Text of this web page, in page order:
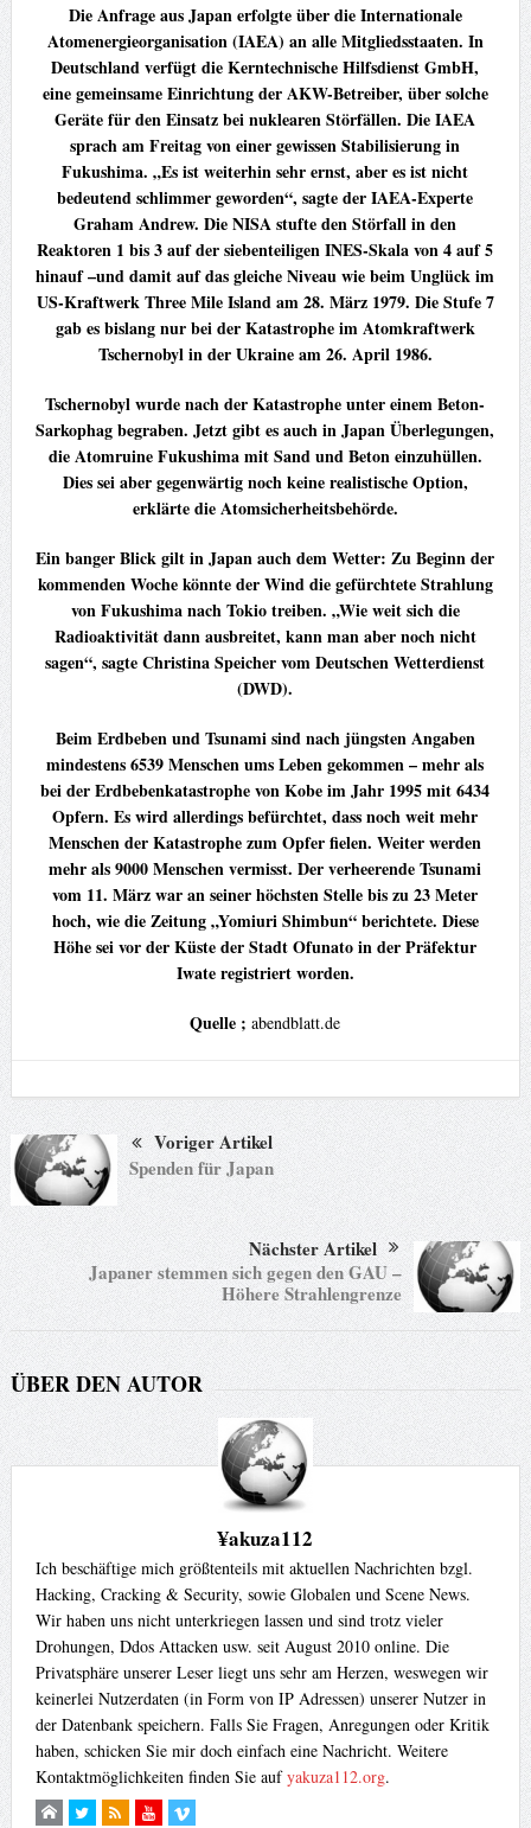
Die Anfrage aus Japan erfolgte über die Internationale
Atomenergieorganisation (IAEA) an alle Mitgliedsstaaten. In
Deutschland verfügt die Kerntechnische Hilfsdienst GmbH,
eine gemeinsame Einrichtung der AKW-Betreiber, über solche
Geräte für den Einsatz bei nuklearen Störfällen. Die IAEA
sprach am Freitag von einer gewissen Stabilisierung in
Fukushima. „Es ist weiterhin sehr ernst, aber es ist nicht
bedeutend schlimmer geworden“, sagte der IAEA-Experte
Graham Andrew. Die NISA stufte den Störfall in den
Reaktoren 1 bis 3 auf der siebenteiligen INES-Skala von 4 auf 5
hinauf –und damit auf das gleiche Niveau wie beim Unglück im
US-Kraftwerk Three Mile Island am 28. März 1979. Die Stufe 7
gab es bislang nur bei der Katastrophe im Atomkraftwerk
Tschernobyl in der Ukraine am 26. April 1986.
Tschernobyl wurde nach der Katastrophe unter einem Beton-
Sarkophag begraben. Jetzt gibt es auch in Japan Überlegungen,
die Atomruine Fukushima mit Sand und Beton einzuhüllen.
Dies sei aber gegenwärtig noch keine realistische Option,
erklärte die Atomsicherheitsbehörde.
Ein banger Blick gilt in Japan auch dem Wetter: Zu Beginn der
kommenden Woche könnte der Wind die gefürchtete Strahlung
von Fukushima nach Tokio treiben. „Wie weit sich die
Radioaktivität dann ausbreitet, kann man aber noch nicht
sagen“, sagte Christina Speicher vom Deutschen Wetterdienst
(DWD).
Beim Erdbeben und Tsunami sind nach jüngsten Angaben
mindestens 6539 Menschen ums Leben gekommen – mehr als
bei der Erdbebenkatastrophe von Kobe im Jahr 1995 mit 6434
Opfern. Es wird allerdings befürchtet, dass noch weit mehr
Menschen der Katastrophe zum Opfer fielen. Weiter werden
mehr als 9000 Menschen vermisst. Der verheerende Tsunami
vom 11. März war an seiner höchsten Stelle bis zu 23 Meter
hoch, wie die Zeitung „Yomiuri Shimbun“ berichtete. Diese
Höhe sei vor der Küste der Stadt Ofunato in der Präfektur
Iwate registriert worden.
Quelle ;abendblatt.de
Voriger Artikel
Spenden für Japan
Nächster Artikel
Japaner stemmen sich gegen den GAU –
Höhere Strahlengrenze
ÜBER DEN AUTOR
¥akuza112
Ich beschäftige mich größtenteils mit aktuellen Nachrichten bzgl.
Hacking, Cracking & Security, sowie Globalen und Scene News.
Wir haben uns nicht unterkriegen lassen und sind trotz vieler
Drohungen, Ddos Attacken usw. seit August 2010 online. Die
Privatsphäre unserer Leser liegt uns sehr am Herzen, weswegen wir
keinerlei Nutzerdaten (in Form von IP Adressen) unserer Nutzer in
der Datenbank speichern. Falls Sie Fragen, Anregungen oder Kritik
haben, schicken Sie mir doch einfach eine Nachricht. Weitere
Kontaktmöglichkeiten finden Sie aufyakuza112.org.